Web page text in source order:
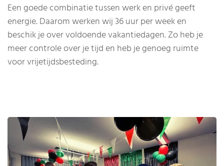
Een goede combinatie tussen werk en privé geeft
energie. Daarom werken wij 36 uur per week en
beschik je over voldoende vakantiedagen. Zo heb je
meer controle over je tijd en heb je genoeg ruimte
voor vrijetijdsbesteding.